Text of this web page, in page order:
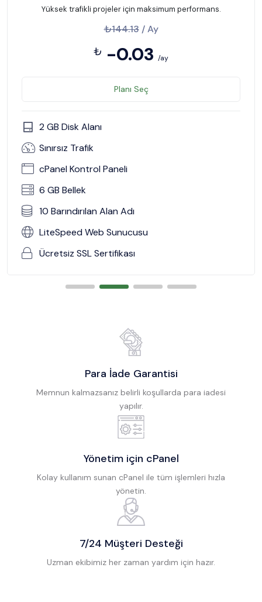
Yüksek trafikli projeler için maksimum performans.
₺144.13/ Ay
₺-0.03/ay
Planı Seç
2 GB Disk Alanı
Sınırsız Trafik
cPanel Kontrol Paneli
6 GB Bellek
10 Barındırılan Alan Adı
LiteSpeed Web Sunucusu
Ücretsiz SSL Sertifikası
Para İade Garantisi
Memnun kalmazsanız belirli koşullarda para iadesi
yapılır.
Yönetim için cPanel
Kolay kullanım sunan cPanel ile tüm işlemleri hızla
yönetin.
7/24 Müşteri Desteği
Uzman ekibimiz her zaman yardım için hazır.